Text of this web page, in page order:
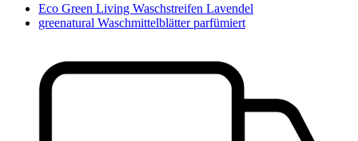
Eco Green Living Waschstreifen Lavendel
greenatural Waschmittelblätter parfümiert